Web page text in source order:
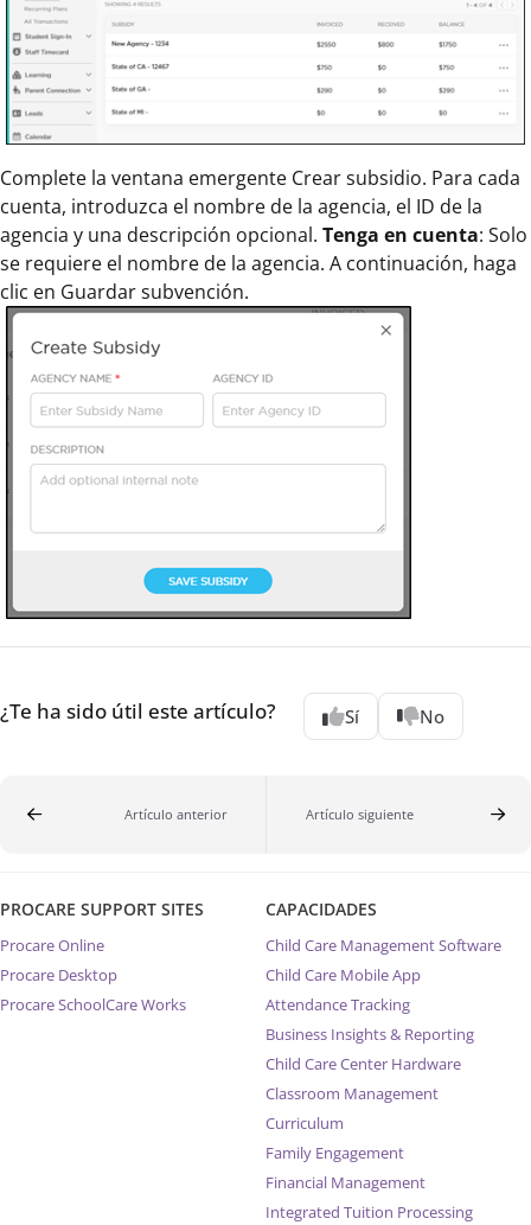
Complete la ventana emergente Crear subsidio. Para cada
cuenta, introduzca el nombre de la agencia, el ID de la
agencia y una descripción opcional. Tenga en cuenta: Solo
se requiere el nombre de la agencia. A continuación, haga
clic en Guardar subvención.
¿Te ha sido útil este artículo? Sí No
Artículo anterior Artículo siguiente
PROCARE SUPPORT SITES
Procare Online
Procare Desktop
Procare SchoolCare Works
CAPACIDADES
Child Care Management Software
Child Care Mobile App
Attendance Tracking
Business Insights & Reporting
Child Care Center Hardware
Classroom Management
Curriculum
Family Engagement
Financial Management
Integrated Tuition Processing